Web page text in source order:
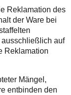
Reklamation des
der Ware bei
auf
Reklamation
Mängel,
entbinden den